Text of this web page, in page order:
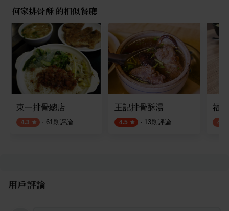
何家排骨酥 的相似餐廳
東一排骨總店
4.3 · 61則評論
王記排骨酥湯
4.5 · 13則評論
福
4.1
用戶評論